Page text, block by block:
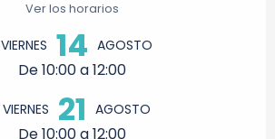
Ver los horarios
VIERNES 14 AGOSTO
De 10:00 a 12:00
VIERNES 21 AGOSTO
De 10:00 a 12:00